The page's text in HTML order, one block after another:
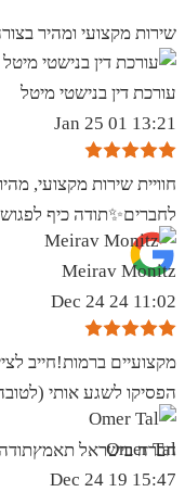
שירות מקצועי ומהיר
עורכת דין בנישטי מיטל
13:21 01 Jan 25
חוויית שירות מקצועי,
לחברים✨️תודה כיף
Meirav Monitz
11:02 24 Dec 24
מקצועיים ברמות!חייב
הפסיקו לשגע אותי
חברה בישראל
Omer Tal
15:47 19 Dec 24